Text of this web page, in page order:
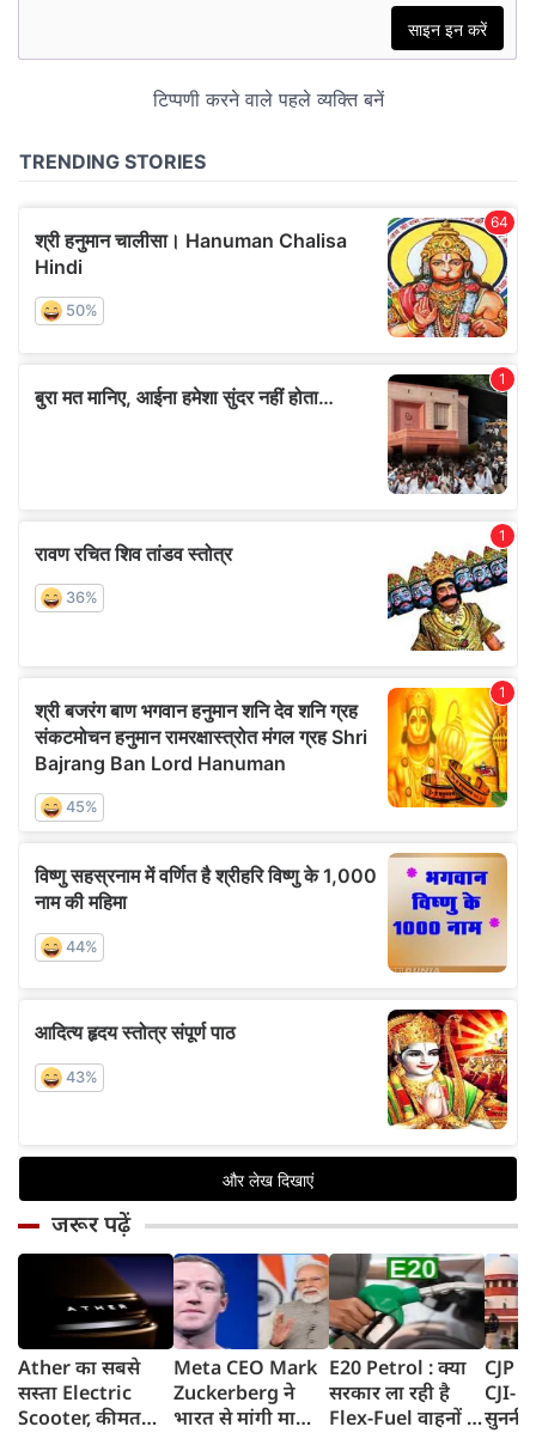
जरूर पढ़ें
Ather का सबसे
सस्ता Electric
Scooter, कीमत
Meta CEO Mark
Zuckerberg ने
भारत से मांगी माफी,
E20 Petrol : क्या
सरकार ला रही है
Flex-Fuel वाहनों के
CJP
CJI-
सुननी